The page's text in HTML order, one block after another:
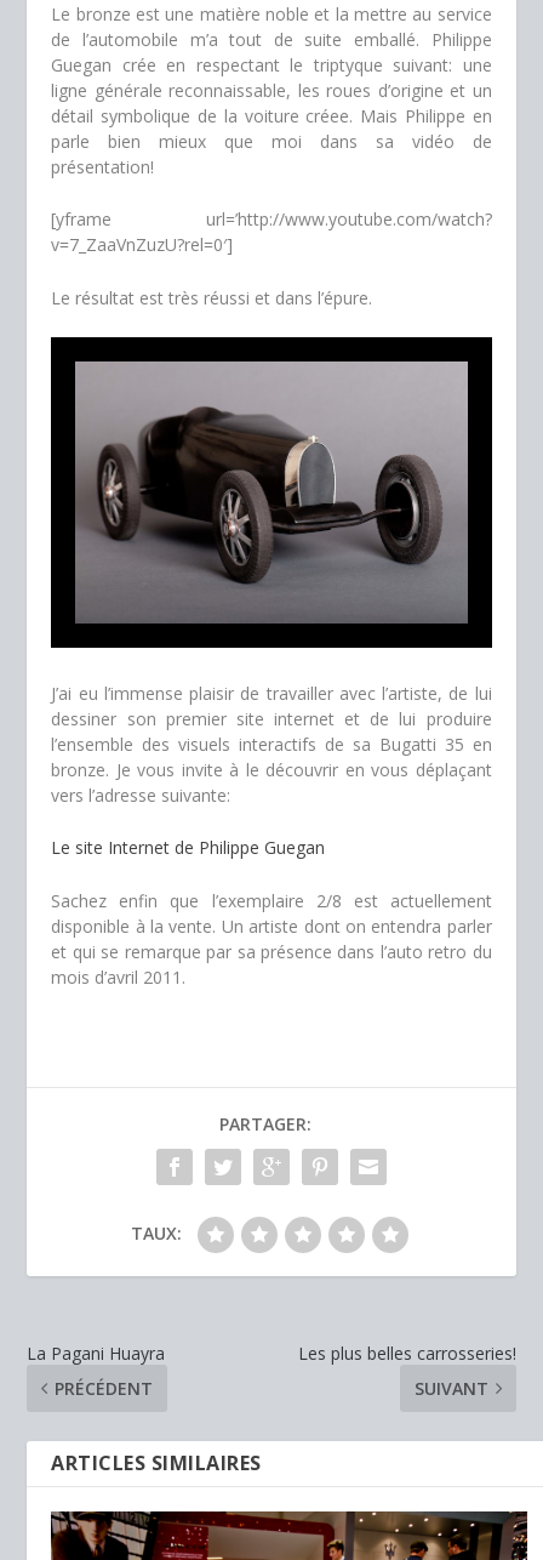
Le bronze est une matière noble et la mettre au service
de l’automobile m’a tout de suite emballé. Philippe
Guegan crée en respectant le triptyque suivant: une
ligne générale reconnaissable, les roues d’origine et un
détail symbolique de la voiture créee. Mais Philippe en
parle bien mieux que moi dans sa vidéo de
présentation!
[yframe url=’http://www.youtube.com/watch?
v=7_ZaaVnZuzU?rel=0′]
Le résultat est très réussi et dans l’épure.
J’ai eu l’immense plaisir de travailler avec l’artiste, de lui
dessiner son premier site internet et de lui produire
l’ensemble des visuels interactifs de sa Bugatti 35 en
bronze. Je vous invite à le découvrir en vous déplaçant
vers l’adresse suivante:
Le site Internet de Philippe Guegan
Sachez enfin que l’exemplaire 2/8 est actuellement
disponible à la vente. Un artiste dont on entendra parler
et qui se remarque par sa présence dans l’auto retro du
mois d’avril 2011.
PARTAGER:
TAUX:
La Pagani Huayra
PRÉCÉDENT
Les plus belles carrosseries!
SUIVANT
ARTICLES SIMILAIRES